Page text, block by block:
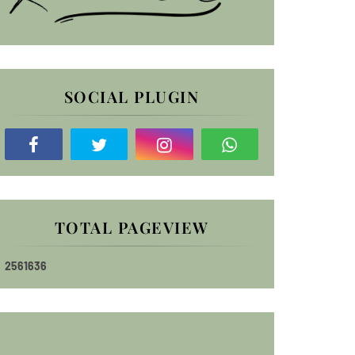
SOCIAL PLUGIN
TOTAL PAGEVIEW
2561636